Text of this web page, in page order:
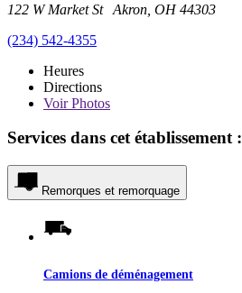
122 W Market St Akron, OH 44303
(234) 542-4355
Heures
Directions
VoirPhotos
Services dans cet établissement :
Remorques et remorquage
Camions de déménagement